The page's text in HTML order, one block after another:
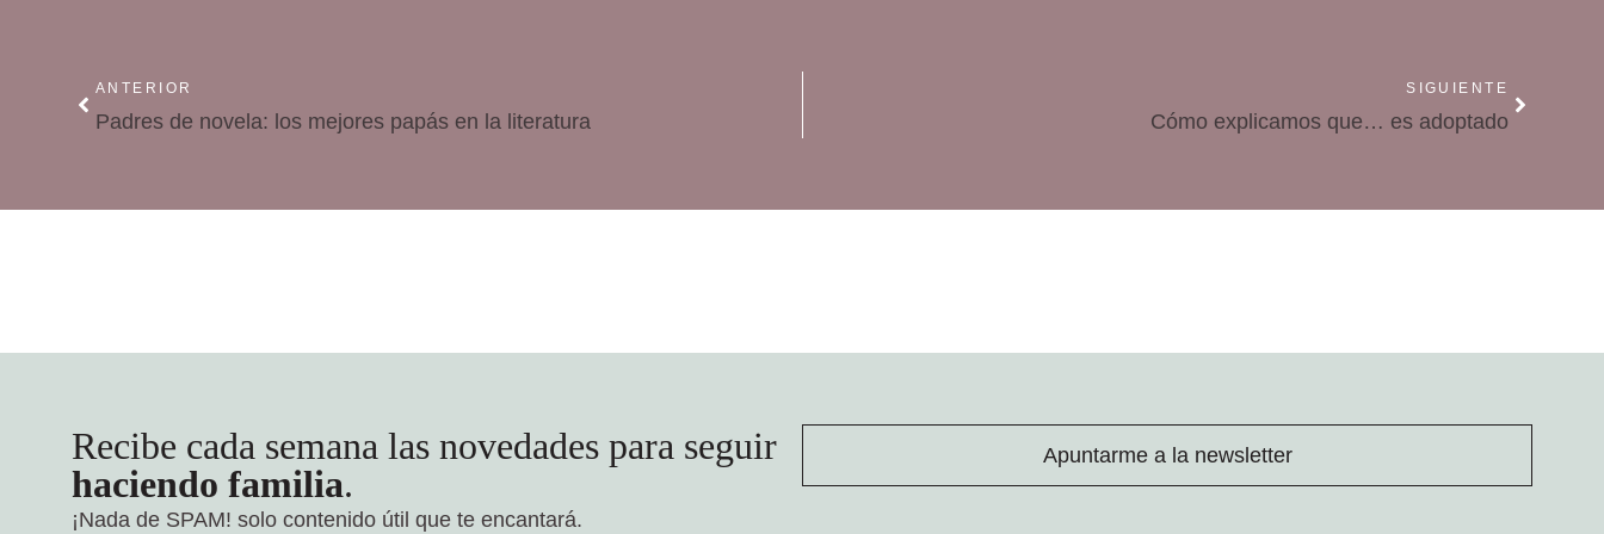
ANTERIOR
Padres de novela: los mejores papás en la literatura
SIGUIENTE
Cómo explicamos que… es adoptado
Recibe cada semana las novedades para seguir
haciendo familia.
¡Nada de SPAM! solo contenido útil que te encantará.
Apuntarme a la newsletter